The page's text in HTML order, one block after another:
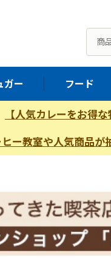
ガー フード
【人気カレーをお得
ヒー教室や人気商品